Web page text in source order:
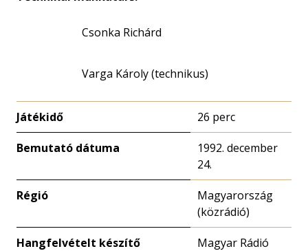
Csonka Richárd
Varga Károly (technikus)
Játékidő 26 perc
Bemutató dátuma
1992. december
24.
Régió
Magyarország
(közrádió)
Hangfelvételt készítő
Magyar Rádió